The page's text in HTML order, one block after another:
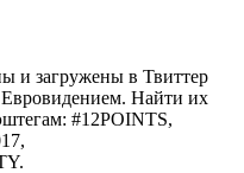
и загружены в Твиттер
Евровидением. Найти их
#12POINTS,